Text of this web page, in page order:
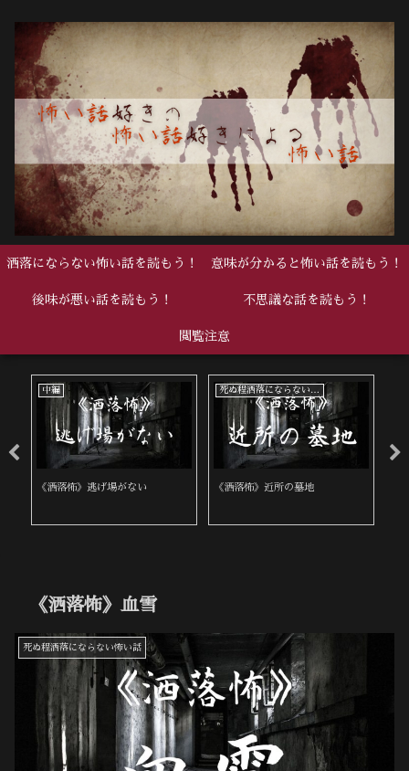
洒落にならない怖い話を読もう！ 意味が分かると怖い話を読もう！
後味が悪い話を読もう！ 不思議な話を読もう！
閲覧注意
中編
《洒落怖》逃げ場がない
死ぬ程洒落にならない怖い話
《洒落怖》近所の墓地
《洒落怖》血雪
死ぬ程洒落にならない怖い話